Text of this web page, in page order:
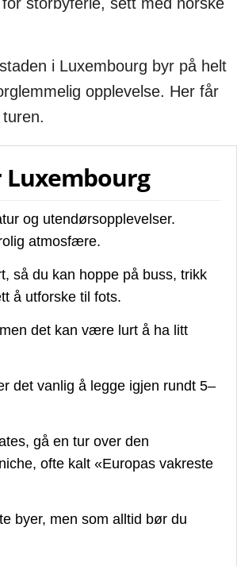
i Luxembourg byr på helt
opplevelse. Her får
Luxembourg
og utendørsopplevelser.
atmosfære.
så du kan hoppe på buss, trikk
å utforske til fots.
det kan være lurt å ha litt
det vanlig å legge igjen rundt 5–
gå en tur over den
ofte kalt «Europas vakreste
byer, men som alltid bør du